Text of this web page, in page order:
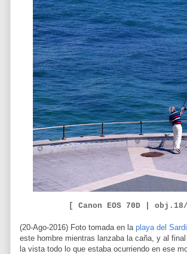
[ Canon EOS 70D | obj. 18/
(20-Ago-2016) Foto tomada en la playa del
este hombre mientras lanzaba la caña, y al
la vista todo lo que estaba ocurriendo en ese